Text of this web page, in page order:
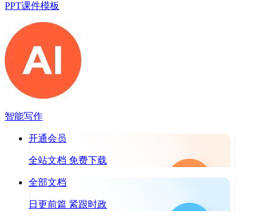
PPT课件模板
智能写作
开通会员
全站文档 免费下载
全部文档
日更前篇 紧跟时政